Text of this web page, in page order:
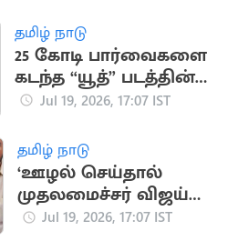
தமிழ் நாடு
25 கோடி பார்வைகளை
கடந்த “யூத்” படத்தின்
“முட்ட கலக்கி” பாடல்
Jul 19, 2026, 17:07 IST
தமிழ் நாடு
‘ஊழல் செய்தால்
முதலமைச்சர் விஜய்
நீக்கிவிடுவார்’..
Jul 19, 2026, 17:07 IST